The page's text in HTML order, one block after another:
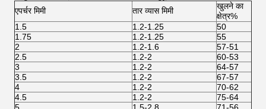
एपर्चर मिमी
तार व्यास मिमी
खुलने का
क्षेत्र%
1.5
1.2-1.25
50
1.75
1.2-1.25
55
2
1.2-1.6
57-51
2.5
1.2-2
60-53
3
1.2-2
64-57
3.5
1.2-2
67-57
4
1.2-2
70-62
4.5
1.2-2
75-64
5
1.5-2.8 71-56